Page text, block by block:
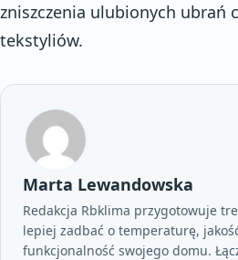
zniszczenia ulubionych ubrań
tekstyliów.
Marta Lewandowska
Redakcja Rbklima przygotowuje
lepiej zadbać o temperaturę,
funkcjonalność swojego domu.